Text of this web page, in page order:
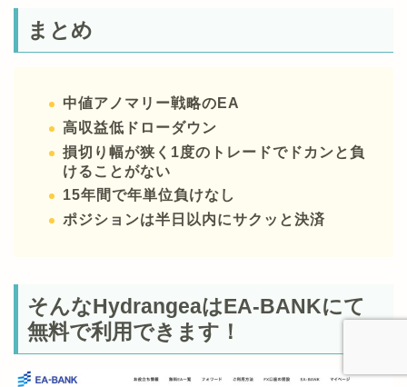
まとめ
中値アノマリー戦略のEA
高収益低ドローダウン
損切り幅が狭く1度のトレードでドカンと負
けることがない
15年間で年単位負けなし
ポジションは半日以内にサクッと決済
そんなHydrangeaはEA-BANKにて
無料で利用できます！